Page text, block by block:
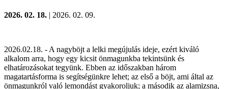
2026. 02. 18. | 2026. 02. 09.
2026.02.18. - A nagyböjt a lelki megújulás ideje, ezért kiváló
alkalom arra, hogy egy kicsit önmagunkba tekintsünk és
elhatározásokat tegyünk. Ebben az időszakban három
magatartásforma is segítségünkre lehet; az első a böjt, ami által az
önmagunkról való lemondást gyakoroljuk; a második az alamizsna,